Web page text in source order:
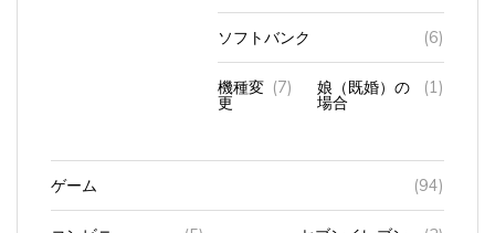
ソフトバンク (6)
機種変
更
(7) 娘（既婚）の
場合
(1)
ゲーム (94)
コンビニ (5) セブンイレブン (3)